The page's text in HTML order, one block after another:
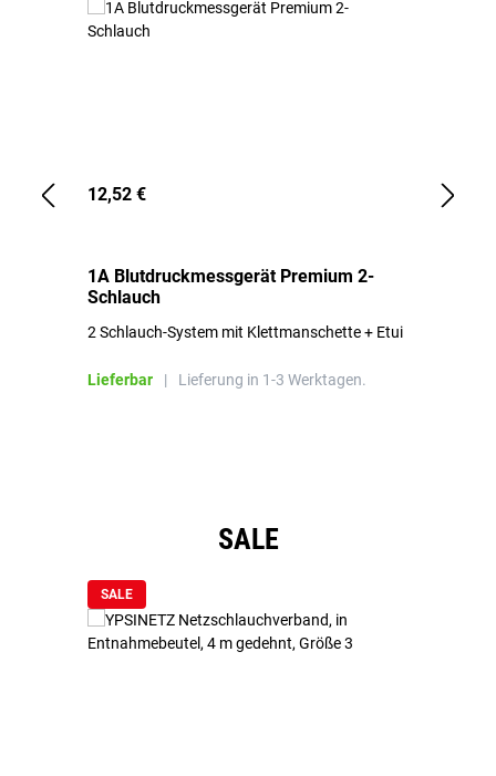
12,52 €
1A Blutdruckmessgerät Premium 2-
Schlauch
2 Schlauch-System mit Klettmanschette + Etui
Lieferbar | Lieferung in 1-3 Werktagen.
SALE
SALE